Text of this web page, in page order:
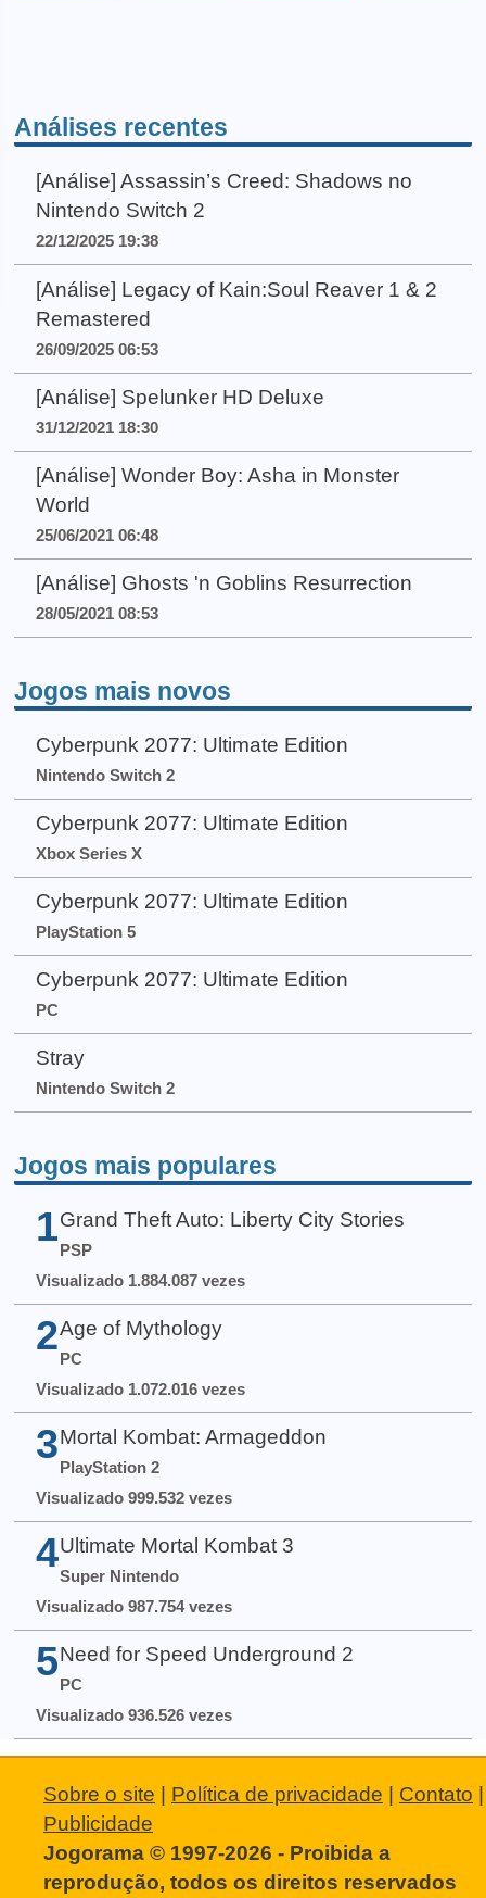
Análises recentes
[Análise] Assassin’s Creed: Shadows no
Nintendo Switch 2
22/12/2025 19:38
[Análise] Legacy of Kain:Soul Reaver 1 & 2
Remastered
26/09/2025 06:53
[Análise] Spelunker HD Deluxe
31/12/2021 18:30
[Análise] Wonder Boy: Asha in Monster
World
25/06/2021 06:48
[Análise] Ghosts 'n Goblins Resurrection
28/05/2021 08:53
Jogos mais novos
Cyberpunk 2077: Ultimate Edition
Nintendo Switch 2
Cyberpunk 2077: Ultimate Edition
Xbox Series X
Cyberpunk 2077: Ultimate Edition
PlayStation 5
Cyberpunk 2077: Ultimate Edition
PC
Stray
Nintendo Switch 2
Jogos mais populares
1 Grand Theft Auto: Liberty City Stories
PSP
Visualizado 1.884.087 vezes
2 Age of Mythology
PC
Visualizado 1.072.016 vezes
3 Mortal Kombat: Armageddon
PlayStation 2
Visualizado 999.532 vezes
4 Ultimate Mortal Kombat 3
Super Nintendo
Visualizado 987.754 vezes
5 Need for Speed Underground 2
PC
Visualizado 936.526 vezes
Sobre o site | Política de privacidade | Contato |
Publicidade
Jogorama © 1997-2026 - Proibida a
reprodução, todos os direitos reservados